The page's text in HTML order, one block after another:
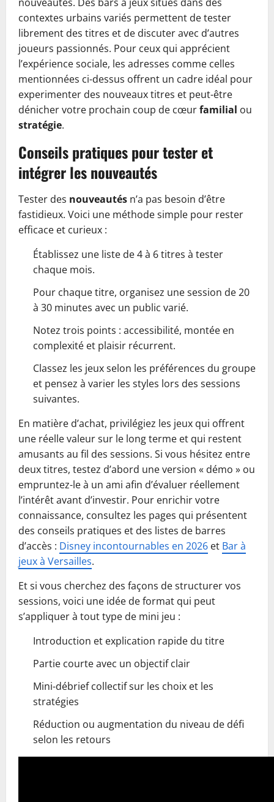
contextes urbains variés permettent de tester
librement des titres et de discuter avec d’autres
joueurs passionnés. Pour ceux qui apprécient
l’expérience sociale, les adresses comme celles
mentionnées ci-dessus offrent un cadre idéal pour
experimenter des nouveaux titres et peut-être
dénicher votre prochain coup de cœurfamilial ou
stratégie.
Conseils pratiques pour tester et
intégrer les nouveautés
Tester des nouveautés n’a pas besoin d’être
fastidieux. Voici une méthode simple pour rester
efficace et curieux :
Établissez une liste de 4 à 6 titres à tester
chaque mois.
Pour chaque titre, organisez une session de 20
à 30 minutes avec un public varié.
Notez trois points : accessibilité, montée en
complexité et plaisir récurrent.
Classez les jeux selon les préférences du groupe
et pensez à varier les styles lors des sessions
suivantes.
En matière d’achat, privilégiez les jeux qui offrent
une réelle valeur sur le long terme et qui restent
amusants au fil des sessions. Si vous hésitez entre
deux titres, testez d’abord une version « démo » ou
empruntez-le à un ami afin d’évaluer réellement
l’intérêt avant d’investir. Pour enrichir votre
connaissance, consultez les pages qui présentent
des conseils pratiques et des listes de barres
d’accès : Disney incontournables en 2026 et Bar à
jeux à Versailles.
Et si vous cherchez des façons de structurer vos
sessions, voici une idée de format qui peut
s’appliquer à tout type de mini jeu :
Introduction et explication rapide du titre
Partie courte avec un objectif clair
Mini-débrief collectif sur les choix et les
stratégies
Réduction ou augmentation du niveau de défi
selon les retours